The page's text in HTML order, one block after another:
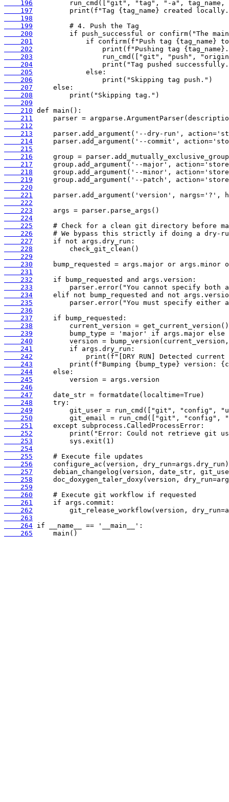
    196
    197
    198
    199
    200
    201
    202
    203
    204
    205
    206
    207
    208
    209
    210
    211
    212
    213
    214
    215
    216
    217
    218
    219
    220
    221
    222
    223
    224
    225
    226
    227
    228
    229
    230
    231
    232
    233
    234
    235
    236
    237
    238
    239
    240
    241
    242
    243
    244
    245
    246
    247
    248
    249
    250
    251
    252
    253
    254
    255
    256
    257
    258
    259
    260
    261
    262
    263
    264
    265